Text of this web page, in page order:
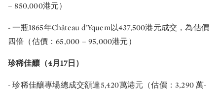
– 850,000港元）
- 一瓶1865年Château d'Yquem以437,500港元成交，為估價
四倍（估價：65,000 – 95,000港元）
珍稀佳釀（4月17日）
- 珍稀佳釀專場總成交額達5,420萬港元（估價：3,290 萬-